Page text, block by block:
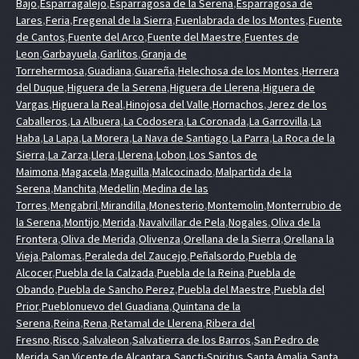
Bajo,Esparragalejo,Esparragosa de la Serena,Esparragosa de
Lares,Feria,Fregenal de la Sierra,Fuenlabrada de los Montes,Fuente
de Cantos,Fuente del Arco,Fuente del Maestre,Fuentes de
Leon,Garbayuela,Garlitos,Granja de
Torrehermosa,Guadiana,Guareña,Helechosa de los Montes,Herrera
del Duque,Higuera de la Serena,Higuera de Llerena,Higuera de
Vargas,Higuera la Real,Hinojosa del Valle,Hornachos,Jerez de los
Caballeros,La Albuera,La Codosera,La Coronada,La Garrovilla,La
Haba,La Lapa,La Morera,La Nava de Santiago,La Parra,La Roca de la
Sierra,La Zarza,Llera,Llerena,Lobon,Los Santos de
Maimona,Magacela,Maguilla,Malcocinado,Malpartida de la
Serena,Manchita,Medellin,Medina de las
Torres,Mengabril,Mirandilla,Monesterio,Montemolin,Monterrubio de
la Serena,Montijo,Merida,Navalvillar de Pela,Nogales,Oliva de la
Frontera,Oliva de Merida,Olivenza,Orellana de la Sierra,Orellana la
Vieja,Palomas,Peraleda del Zaucejo,Peñalsordo,Puebla de
Alcocer,Puebla de la Calzada,Puebla de la Reina,Puebla de
Obando,Puebla de Sancho Perez,Puebla del Maestre,Puebla del
Prior,Pueblonuevo del Guadiana,Quintana de la
Serena,Reina,Rena,Retamal de Llerena,Ribera del
Fresno,Risco,Salvaleon,Salvatierra de los Barros,San Pedro de